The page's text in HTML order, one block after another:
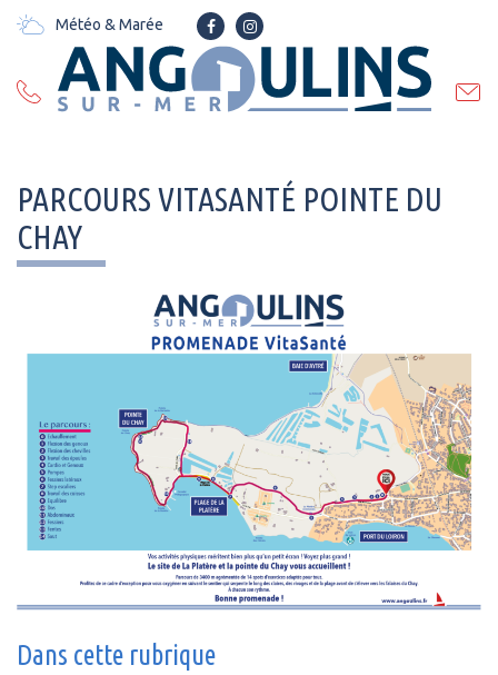
Météo & Marée
Lien
vers
compte
Lien
vers
le
compte
PARCOURS VITASANTÉ POINTE DU
CHAY
Dans cette rubrique